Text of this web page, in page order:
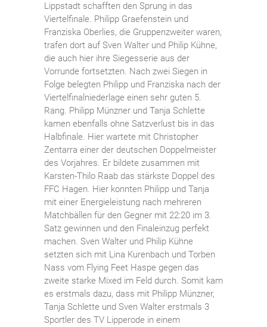
Lippstadt schafften den Sprung in das
Viertelfinale. Philipp Graefenstein und
Franziska Oberlies, die Gruppenzweiter waren,
trafen dort auf Sven Walter und Philip Kühne,
die auch hier ihre Siegesserie aus der
Vorrunde fortsetzten. Nach zwei Siegen in
Folge belegten Philipp und Franziska nach der
Viertelfinalniederlage einen sehr guten 5.
Rang. Philipp Münzner und Tanja Schlette
kamen ebenfalls ohne Satzverlust bis in das
Halbfinale. Hier wartete mit Christopher
Zentarra einer der deutschen Doppelmeister
des Vorjahres. Er bildete zusammen mit
Karsten-Thilo Raab das stärkste Doppel des
FFC Hagen. Hier konnten Philipp und Tanja
mit einer Energieleistung nach mehreren
Matchbällen für den Gegner mit 22:20 im 3.
Satz gewinnen und den Finaleinzug perfekt
machen. Sven Walter und Philip Kühne
setzten sich mit Lina Kurenbach und Torben
Nass vom Flying Feet Haspe gegen das
zweite starke Mixed im Feld durch. Somit kam
es erstmals dazu, dass mit Philipp Münzner,
Tanja Schlette und Sven Walter erstmals 3
Sportler des TV Lipperode in einem